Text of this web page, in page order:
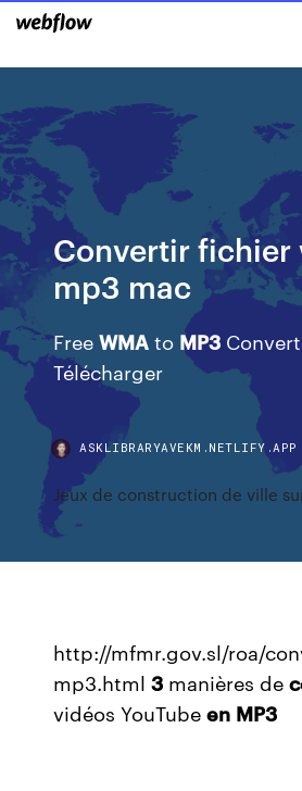
Convertir fichier
mp3 mac
FreeWMA to MP3
Télécharger
ASKLIBRARYAVEKM.NETLIFY.APP
Jeux de construction de ville
http://mfmr.gov.sl/roa/
mp3.html3 manières de
vidéos YouTubeen MP3